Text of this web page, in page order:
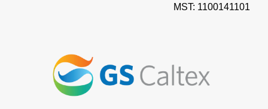
MST: 1100141101